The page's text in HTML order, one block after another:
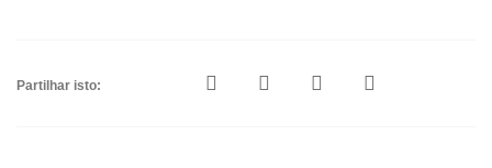
Partilhar isto: